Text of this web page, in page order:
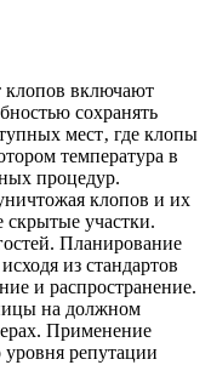
клопов включают
сохранять
мест‚ где клопы
температура в
процедур.
клопов и их
скрытые участки.
Планирование
из стандартов
и распространение.
на должном
Применение
репутации